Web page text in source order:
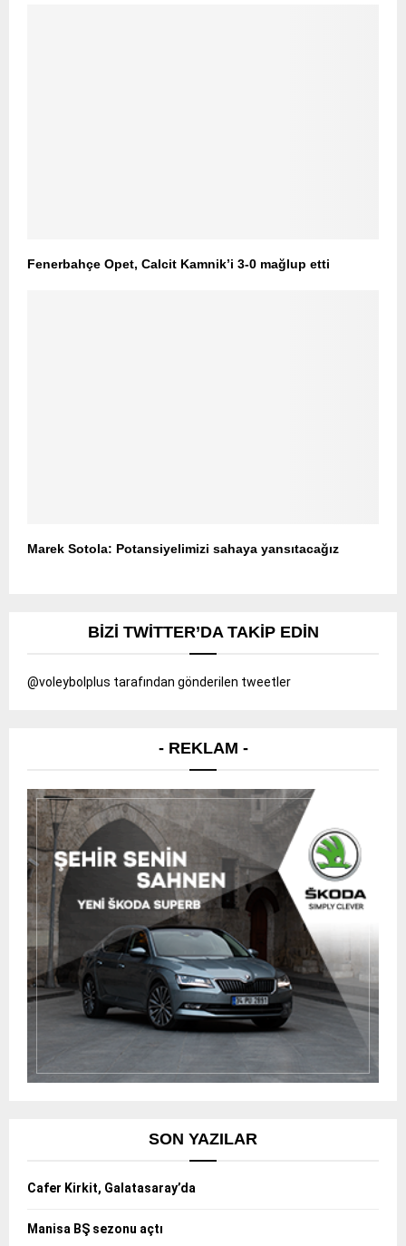
Fenerbahçe Opet, Calcit Kamnik’i 3-0 mağlup etti
Marek Sotola: Potansiyelimizi sahaya yansıtacağız
BIZI TWITTER’DA TAKIP EDIN
@voleybolplus tarafından gönderilen tweetler
- REKLAM -
SON YAZILAR
Cafer Kirkit, Galatasaray’da
Manisa BŞ sezonu açtı